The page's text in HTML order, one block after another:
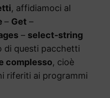
, affidiamoci al
– Get –
– select-string
di questi pacchetti
complesso, cioè
riferiti ai programmi